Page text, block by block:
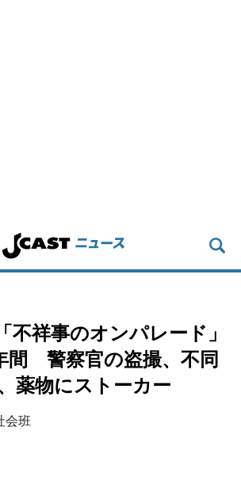
不祥事のオンパレード」
間 警察官の盗撮、不同
薬物にストーカー
会班